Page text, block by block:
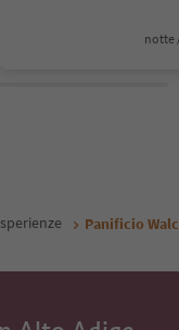
notte
Panificio